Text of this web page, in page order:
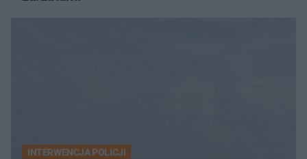
INTERWENCJA POLICJI